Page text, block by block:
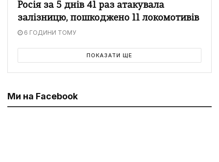
Росія за 5 днів 41 раз атакувала
залізницю, пошкоджено 11 локомотивів
6 ГОДИНИ ТОМУ
ПОКАЗАТИ ЩЕ
Ми на Facebook